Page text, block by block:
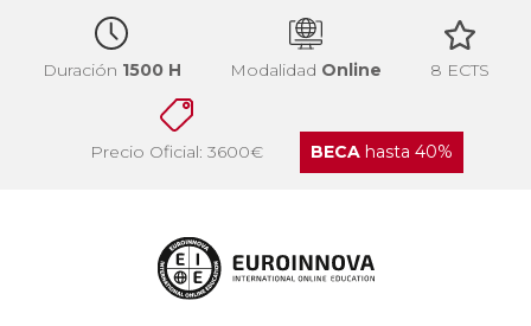
Duración 1500 H Modalidad Online 8 ECTS
Precio Oficial: 3600€ BECAhasta 40%